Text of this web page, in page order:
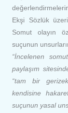
Ekşi Sözlük
Somut olayın
suçunun
“İncelenen
paylaşım
“tam bir
kendisine
suçunun yasal